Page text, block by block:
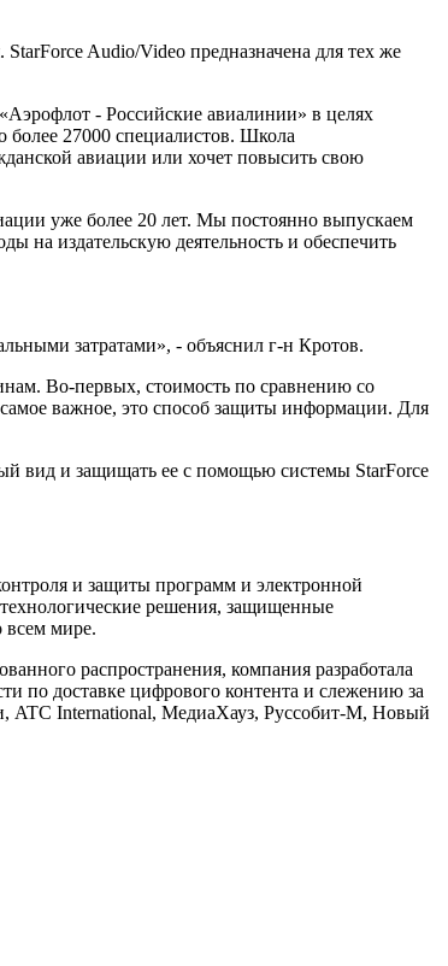
Audio/Video предназначена для тех же
- Российские авиалинии» в целях
27000 специалистов. Школа
авиации или хочет повысить свою
уже более 20 лет. Мы постоянно выпускаем
на издательскую деятельность и обеспечить
затратами», - объяснил г-н Кротов.
Во-первых, стоимость по сравнению со
важное, это способ защиты информации. Для
вид и защищать ее с помощью системы StarForce
и защиты программ и электронной
решения, защищенные
всем мире.
распространения, компания разработала
доставке цифрового контента и слежению за
ATC International, МедиаХауз, Руссобит-М, Новый